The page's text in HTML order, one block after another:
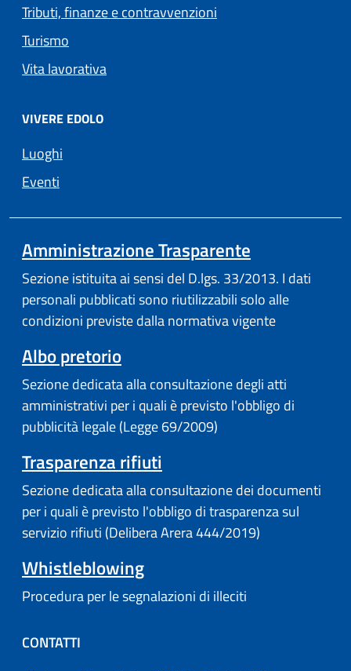
Tributi, finanze e contravvenzioni
Turismo
Vita lavorativa
VIVERE EDOLO
Luoghi
Eventi
Amministrazione Trasparente
Sezione istituita ai sensi del D.lgs. 33/2013. I dati
personali pubblicati sono riutilizzabili solo alle
condizioni previste dalla normativa vigente
Albo pretorio
Sezione dedicata alla consultazione degli atti
amministrativi per i quali è previsto l'obbligo di
pubblicità legale (Legge 69/2009)
Trasparenza rifiuti
Sezione dedicata alla consultazione dei documenti
per i quali è previsto l'obbligo di trasparenza sul
servizio rifiuti (Delibera Arera 444/2019)
Whistleblowing
Procedura per le segnalazioni di illeciti
CONTATTI